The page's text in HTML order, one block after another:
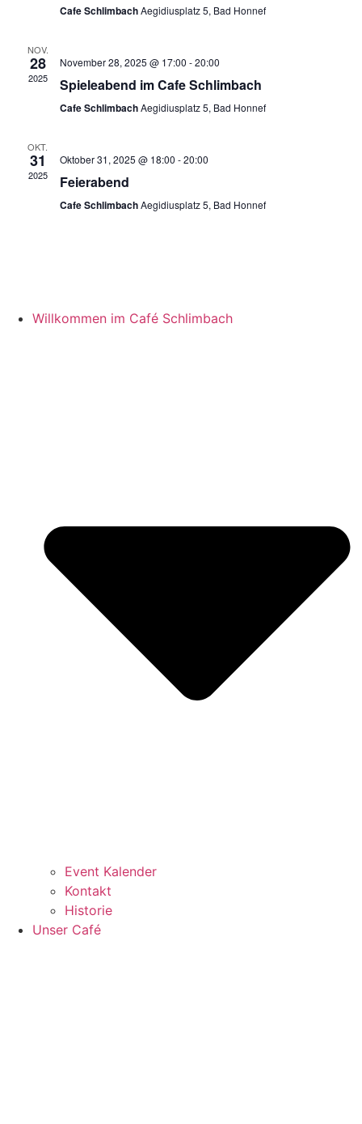
Cafe SchlimbachAegidiusplatz 5, Bad Honnef
NOV.
28
2025
November 28, 2025 @ 17:00 -20:00
Spieleabend im Cafe Schlimbach
Cafe SchlimbachAegidiusplatz 5, Bad Honnef
OKT.
31
2025
Oktober 31, 2025 @ 18:00 -20:00
Feierabend
Cafe SchlimbachAegidiusplatz 5, Bad Honnef
Willkommen im Café Schlimbach
Event Kalender
Kontakt
Historie
Unser Café